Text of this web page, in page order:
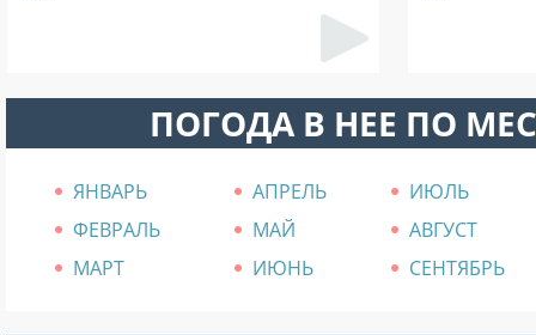
ПОГОДА В НЕЕ ПО
ЯНВАРЬ АПРЕЛЬ
ИЮЛЬ
ФЕВРАЛЬ
МАЙ
АВГУСТ
МАРТ
ИЮНЬ СЕНТЯБРЬ